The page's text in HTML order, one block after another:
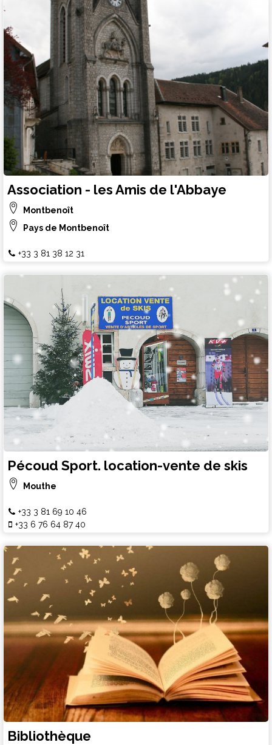
Association - les Amis de l'Abbaye
Montbenoît
Pays de Montbenoît
+33 3 81 38 12 31
Pécoud Sport. location-vente de skis
Mouthe
+33 3 81 69 10 46
+33 6 76 64 87 40
Bibliothèque